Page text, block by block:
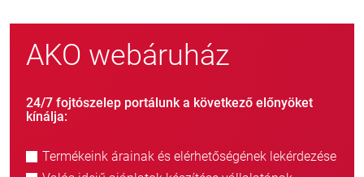
AKO webáruház
24/7 fojtószelep portálunk a következő előnyöket
kínálja:
Termékeink árainak és elérhetőségének lekérdezése